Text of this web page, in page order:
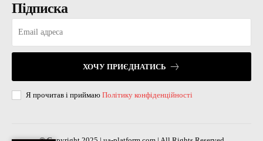
Підписка
ХОЧУ ПРИЄДНАТИСЬ
Я прочитав і приймаю Політику конфіденційності